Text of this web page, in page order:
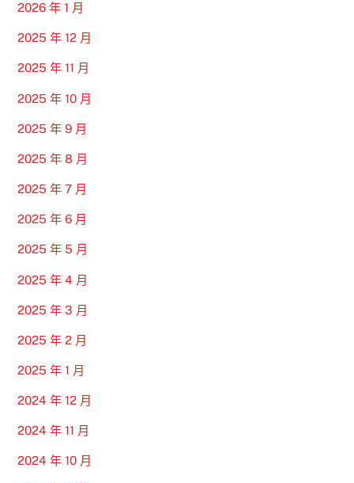
2026 年 1 月
2025 年 12 月
2025 年 11 月
2025 年 10 月
2025 年 9 月
2025 年 8 月
2025 年 7 月
2025 年 6 月
2025 年 5 月
2025 年 4 月
2025 年 3 月
2025 年 2 月
2025 年 1 月
2024 年 12 月
2024 年 11 月
2024 年 10 月